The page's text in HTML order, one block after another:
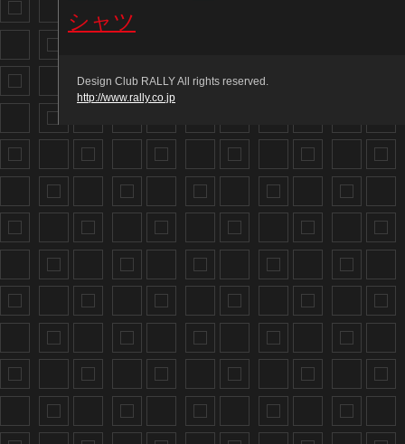
シャツ
Design Club RALLY All rights reserved.
http://www.rally.co.jp